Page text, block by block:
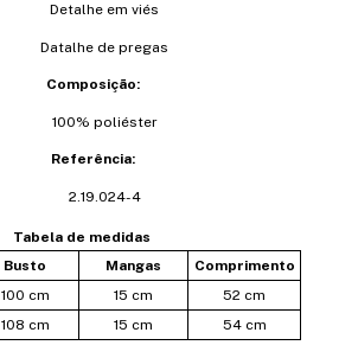
Detalhe em viés
Datalhe de pregas
Composição:
100% poliéster
Referência:
2.19.024-4
Tabela de medidas
Busto
Mangas
Comprimento
100 cm 15 cm
52 cm
108 cm 15 cm 54 cm